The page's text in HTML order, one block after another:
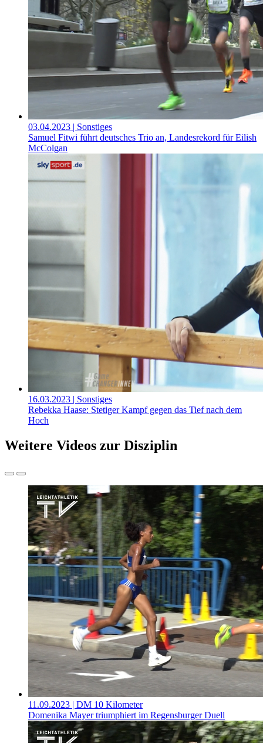
03.04.2023 | Sonstiges
Samuel Fitwi führt deutsches Trio an, Landesrekord für Eilish
McColgan
16.03.2023 | Sonstiges
Rebekka Haase: Stetiger Kampf gegen das Tief nach dem
Hoch
Weitere Videos zur Disziplin
11.09.2023 | DM 10 Kilometer
Domenika Mayer triumphiert im Regensburger Duell